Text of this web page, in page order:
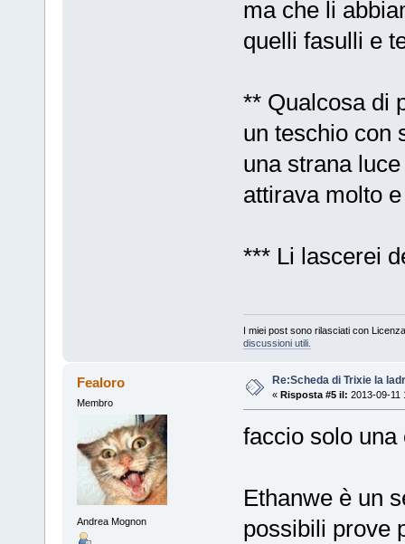
ma che li
quelli fasulli e
** Qualcosa di
un teschio con
una strana
attirava molto
*** Li lascerei
I miei post sono rilasciati con
discussioni utili.
Fealoro
Membro
Andrea Mognon
Re:Scheda di Trixie la
« Risposta #5 il: 2013-09-11
faccio solo
Ethanwe è un
possibili prove